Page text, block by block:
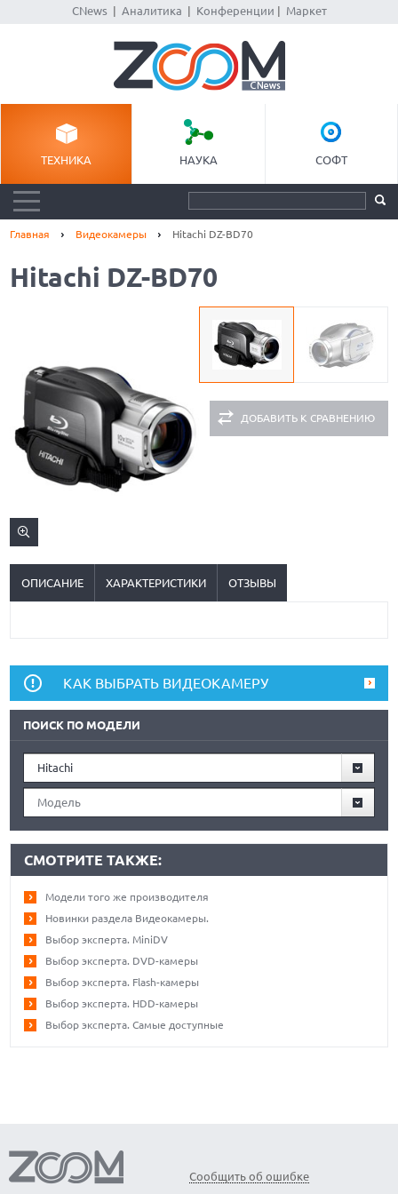
CNews| Аналитика Конференции Маркет
ТЕХНИКА НАУКА СОФТ
Главная Видеокамеры Hitachi DZ-BD70
Hitachi DZ-BD70
ДОБАВИТЬ К СРАВНЕНИЮ
ОПИСАНИЕ ХАРАКТЕРИСТИКИ ОТЗЫВЫ
КАК ВЫБРАТЬ ВИДЕОКАМЕРУ
ПОИСК ПО МОДЕЛИ
Hitachi
Модель
СМОТРИТЕ ТАКЖЕ:
Модели того же производителя
Новинки раздела Видеокамеры.
Выбор эксперта. MiniDV
Выбор эксперта. DVD-камеры
Выбор эксперта. Flash-камеры
Выбор эксперта. HDD-камеры
Выбор эксперта. Самые доступные
Сообщить об ошибке